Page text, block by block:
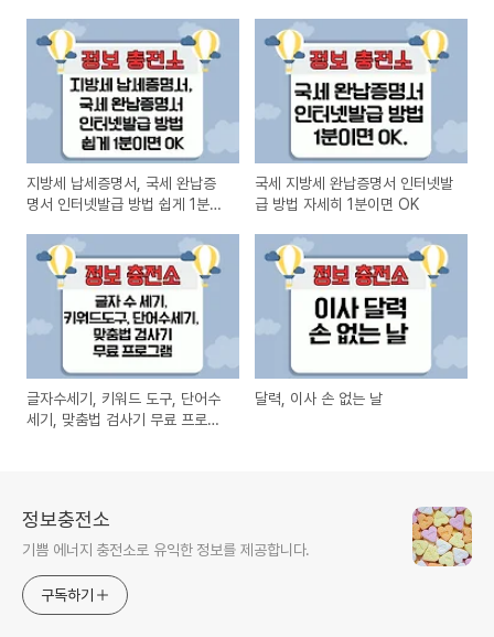
지방세 납세증명서, 국세 완납증
명서 인터넷발급 방법 쉽게 1분이
국세 지방세 완납증명서 인터넷발
급 방법 자세히 1분이면 OK
글자수세기, 키워드 도구, 단어수
세기, 맞춤법 검사기 무료 프로그
달력, 이사 손 없는 날
정보충전소
기쁨 에너지 충전소로 유익한 정보를 제공합니다.
구독하기